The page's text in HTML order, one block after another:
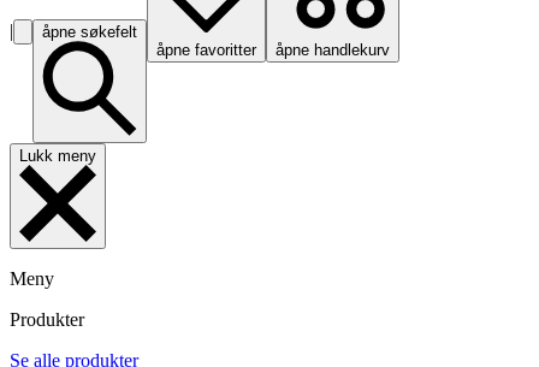
|
åpne søkefelt
åpne favoritter
åpne handlekurv
Lukk meny
Meny
Produkter
Se alle produkter